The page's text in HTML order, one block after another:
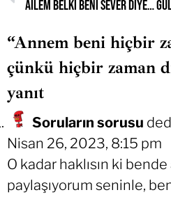
Ailem belki beni sever diye kapandım.
“Annem beni hiçbir
çünkü hiçbir zaman
yanıt
Soruların sorusu
Nisan 26, 2023, 8:15 pm
O kadar haklısın ki bende
paylaşıyorum seninle,